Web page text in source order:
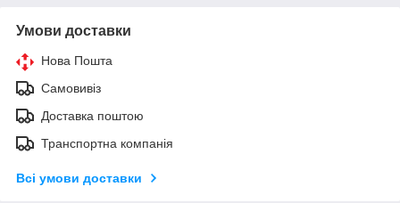
Умови доставки
Нова Пошта
Самовивіз
Доставка поштою
Транспортна компанія
Всі умови доставки